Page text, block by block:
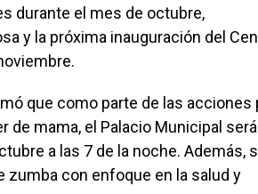
durante el mes de octubre,
y la próxima inauguración del
que como parte de las acciones
de mama, el Palacio Municipal será
a las 7 de la noche. Además,
con enfoque en la salud y